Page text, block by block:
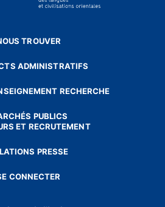
TROUVER
ADMINISTRATIFS
RECHERCHE
PUBLICS
ET RECRUTEMENT
PRESSE
CONNECTER